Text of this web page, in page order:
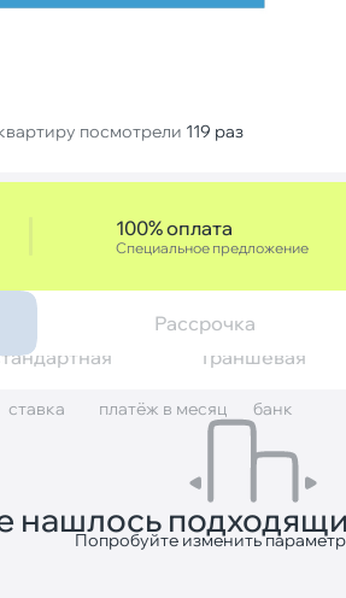
посмотрели 119 раз
100% оплата
Специальное предложение
Рассрочка
Траншевая
cтавка платёж в месяц банк
нашлось
Попробуйте изменить